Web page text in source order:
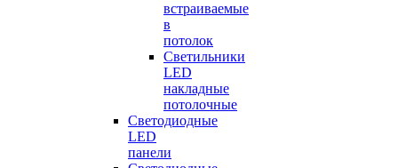
встраиваемые
в
потолок
Светильники
LED
накладные
потолочные
Светодиодные
LED
панели